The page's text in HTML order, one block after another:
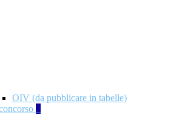
OIV (da pubblicare in tabelle)
2